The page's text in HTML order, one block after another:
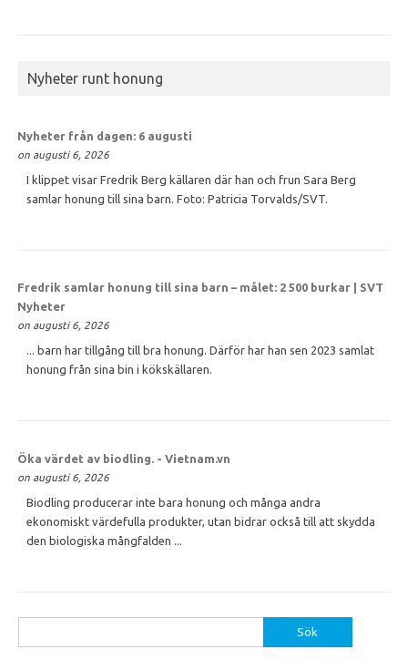
Nyheter runt honung
Nyheter från dagen: 6 augusti
on augusti 6, 2026
I klippet visar Fredrik Berg källaren där han och frun Sara Berg
samlar honung till sina barn. Foto: Patricia Torvalds/SVT.
Fredrik samlar honung till sina barn – målet: 2 500 burkar | SVT
Nyheter
on augusti 6, 2026
... barn har tillgång till bra honung. Därför har han sen 2023 samlat
honung från sina bin i kökskällaren.
Öka värdet av biodling. - Vietnam.vn
on augusti 6, 2026
Biodling producerar inte bara honung och många andra
ekonomiskt värdefulla produkter, utan bidrar också till att skydda
den biologiska mångfalden ...
efter: